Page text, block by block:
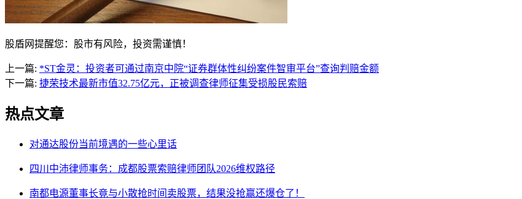
股盾网提醒您：股市有风险，投资需谨慎！
上一篇: *ST金灵：投资者可通过南京中院“证券群体性纠纷案件智审平台”查询判赔金额
下一篇: 捷荣技术最新市值32.75亿元，正被调查律师征集受损股民索赔
热点文章
对通达股份当前境遇的一些心里话
四川中沛律师事务：成都股票索赔律师团队2026维权路径
南都电源董事长竟与小散抢时间卖股票，结果没抢赢还爆仓了！